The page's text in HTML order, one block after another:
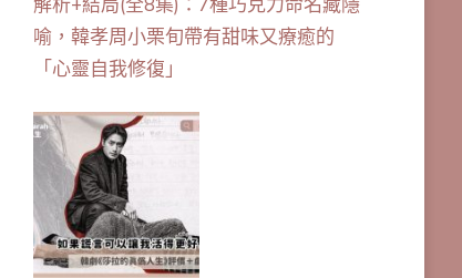
喻，韓孝周小栗旬帶有甜味又療癒的
「心靈自我修復」